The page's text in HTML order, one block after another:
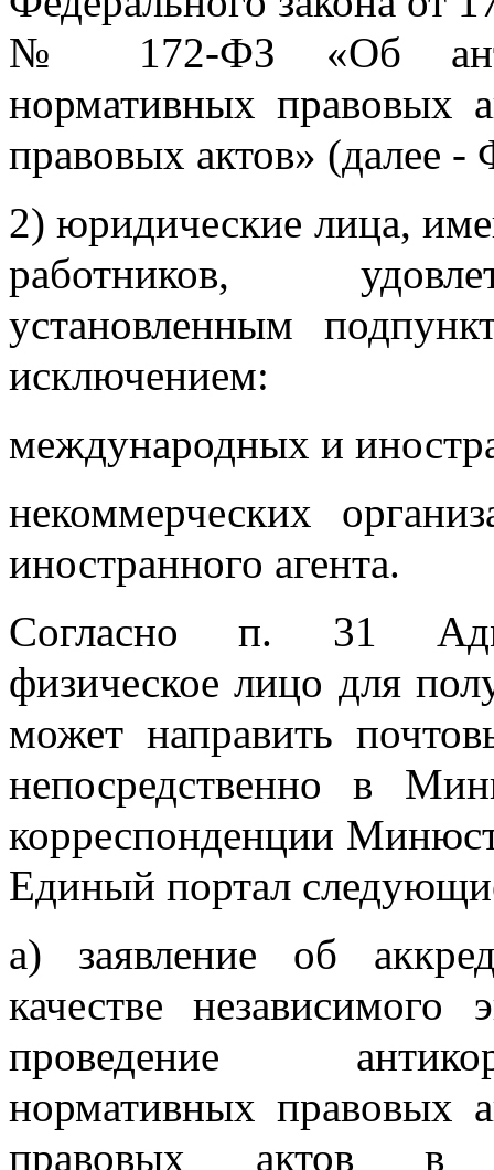
№ 172-ФЗ «Об
нормативных правовых
правовых актов» (далее
2) юридические лица,
работников,
установленным
исключением:
международных и
некоммерческих
иностранного агента.
Согласно п. 31
физическое лицо для
может направить
непосредственно в
корреспонденции
Единый портал
а) заявление об
качестве независимого
проведение
нормативных правовых
правовых актов в